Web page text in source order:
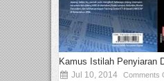
Kamus Istilah Penyiaran
Jul 10, 2014 Comments